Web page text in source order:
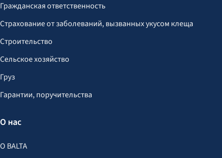
Гражданская ответственность
Страхование от заболеваний, вызванных укусом клеща
Строительство
Сельское хозяйство
Груз
Гарантии, поручительства
О нас
О BALTA